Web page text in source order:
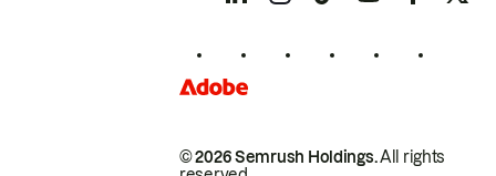
© 2026 Semrush Holdings.All rights